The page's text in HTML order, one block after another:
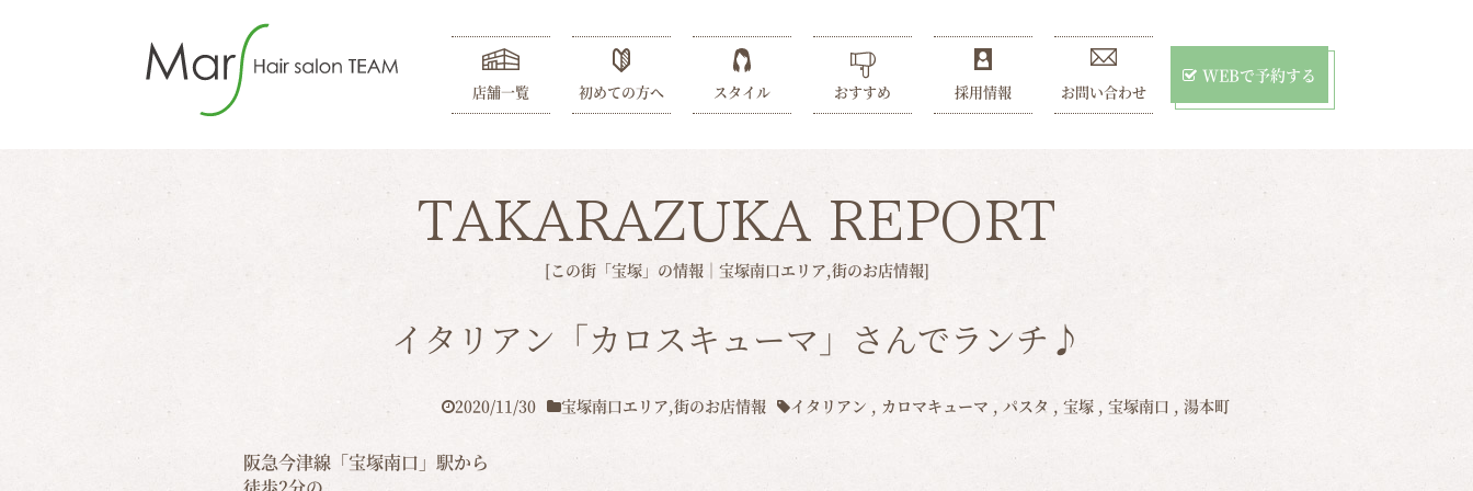
店舗一覧 初めての方へ スタイル おすすめ 採用情報 お問い合わせ
WEBで予約する
TAKARAZUKA REPORT
[この街「宝塚」の情報｜ 宝塚南口エリア,街のお店情報]
イタリアン「カロスキューマ」さんでランチ♪
2020/11/30 宝塚南口エリア,街のお店情報 イタリアン , カロマキューマ , パスタ , 宝塚 , 宝塚南口 , 湯本町
阪急今津線「宝塚南口」駅から